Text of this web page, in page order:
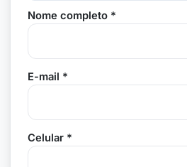
Nome completo *
E-mail *
Celular *